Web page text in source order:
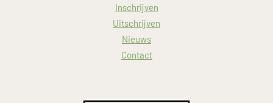
Inschrijven
Uitschrijven
Nieuws
Contact